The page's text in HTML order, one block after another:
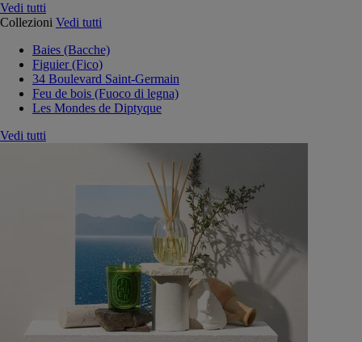
Vedi tutti
Collezioni Vedi tutti
Baies (Bacche)
Figuier (Fico)
34 Boulevard Saint-Germain
Feu de bois (Fuoco di legna)
Les Mondes de Diptyque
Vedi tutti